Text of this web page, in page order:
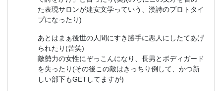
た表現サロンが建安文学っていう、漢詩のプロトタイ
プになったり)
あとはまぁ後世の人間にすき勝手に悪人にしたてあげ
られたり(苦笑)
敵勢力の女性にぞっこんになり、長男とボディガード
を失ったり(その後この敵はきっちり倒して、かつ新
しい部下もGETしてますが)